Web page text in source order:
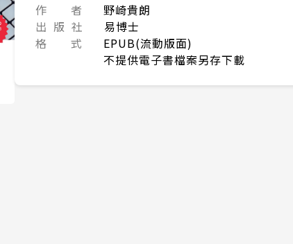
作 者
野崎貴朗
出 版 社
易博士
格 式
EPUB(流動版面)
不提供電子書檔案另存下載